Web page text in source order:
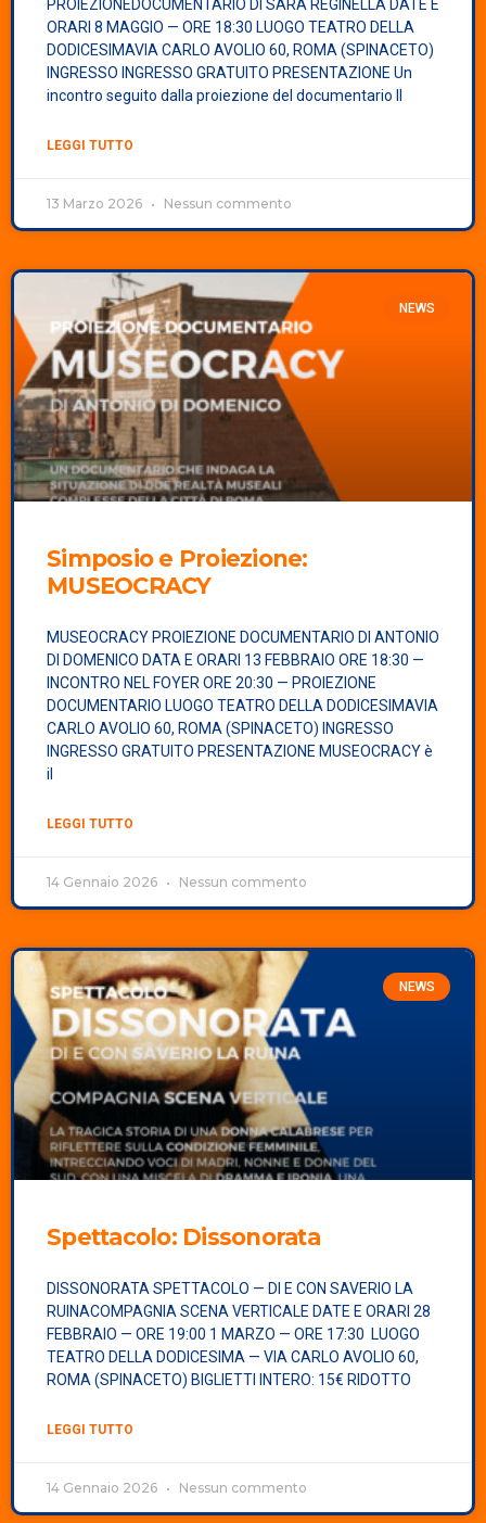
PROIEZIONEDOCUMENTARIO DI SARA REGINELLA DATE E
ORARI 8 MAGGIO — ORE 18:30 LUOGO TEATRO DELLA
DODICESIMAVIA CARLO AVOLIO 60, ROMA (SPINACETO)
INGRESSO INGRESSO GRATUITO PRESENTAZIONE Un
incontro seguito dalla proiezione del documentario Il
LEGGI TUTTO
13 Marzo 2026 Nessun commento
NEWS
Simposio e Proiezione:
MUSEOCRACY
MUSEOCRACY PROIEZIONE DOCUMENTARIO DI ANTONIO
DI DOMENICO DATA E ORARI 13 FEBBRAIO ORE 18:30 —
INCONTRO NEL FOYER ORE 20:30 — PROIEZIONE
DOCUMENTARIO LUOGO TEATRO DELLA DODICESIMAVIA
CARLO AVOLIO 60, ROMA (SPINACETO) INGRESSO
INGRESSO GRATUITO PRESENTAZIONE MUSEOCRACY è
il
LEGGI TUTTO
14 Gennaio 2026 Nessun commento
NEWS
Spettacolo: Dissonorata
DISSONORATA SPETTACOLO — DI E CON SAVERIO LA
RUINACOMPAGNIA SCENA VERTICALE DATE E ORARI 28
FEBBRAIO — ORE 19:00 1 MARZO — ORE 17:30 LUOGO
TEATRO DELLA DODICESIMA — VIA CARLO AVOLIO 60,
ROMA (SPINACETO) BIGLIETTI INTERO: 15€ RIDOTTO
LEGGI TUTTO
14 Gennaio 2026 Nessun commento